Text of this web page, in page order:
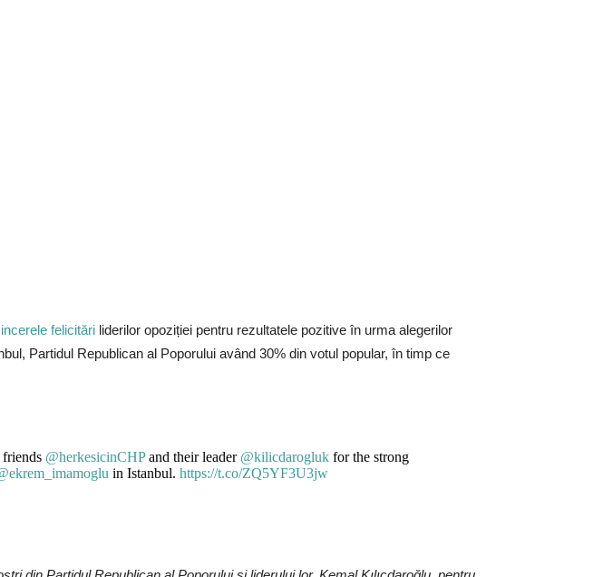
felicitări liderilor opoziției pentru rezultatele pozitive în urma alegerilor
Partidul Republican al Poporului având 30% din votul popular, în timp ce
@herkesicinCHPand their leader @kilicdarogluk for the strong
in Istanbul.https://t.co/ZQ5YF3U3jw